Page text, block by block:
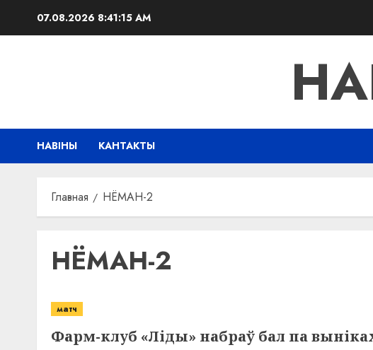
07.08.2026 8:41:15 AM
НАВІНЫ КАНТАКТЫ
Главная НЁМАН-2
НЁМАН-2
матч
Фарм-клуб «Ліды» набраў бал па